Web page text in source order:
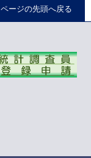
ページの先頭へ戻る